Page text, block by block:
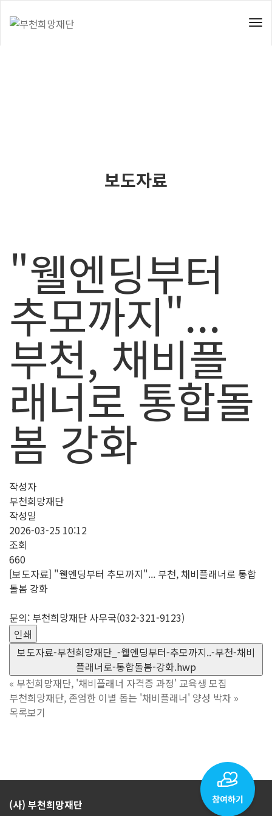
보도자료
"웰엔딩부터
추모까지"...
부천, 채비플
래너로 통합돌
봄 강화
작성자
부천희망재단
작성일
2026-03-25 10:12
조회
660
[보도자료] "웰엔딩부터 추모까지"... 부천, 채비플래너로 통합
돌봄 강화
문의: 부천희망재단 사무국(032-321-9123)
인쇄
보도자료-부천희망재단_-웰엔딩부터-추모까지..-부천-채비
플래너로-통합돌봄-강화.hwp
« 부천희망재단, '채비플래너 자격증 과정' 교육생 모집
부천희망재단, 존엄한 이별 돕는 '채비플래너' 양성 박차 »
목록보기
(사) 부천희망재단